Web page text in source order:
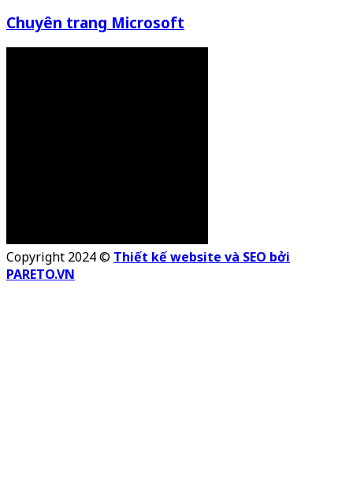
Chuyên trang Microsoft
Copyright 2024 © Thiết kế website và SEO bởi
PARETO.VN